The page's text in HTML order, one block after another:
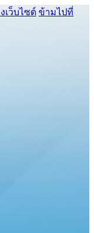
เว็บไซต์ ข้ามไปที่